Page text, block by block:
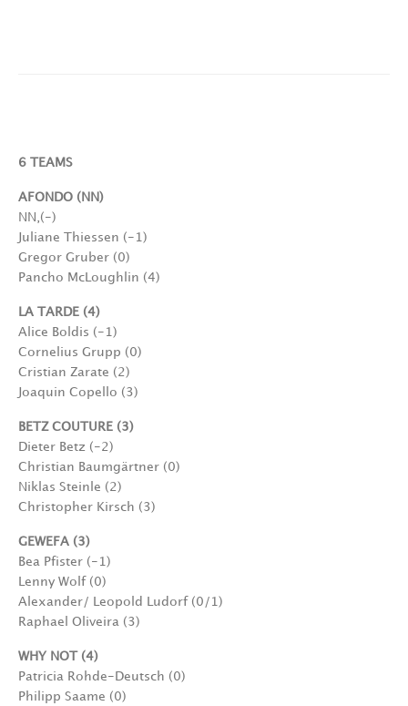
6 TEAMS
AFONDO (NN)
NN,(-)
Juliane Thiessen (-1)
Gregor Gruber (0)
Pancho McLoughlin (4)
LA TARDE (4)
Alice Boldis (-1)
Cornelius Grupp (0)
Cristian Zarate (2)
Joaquin Copello (3)
BETZ COUTURE (3)
Dieter Betz (-2)
Christian Baumgärtner (0)
Niklas Steinle (2)
Christopher Kirsch (3)
GEWEFA (3)
Bea Pfister (-1)
Lenny Wolf (0)
Alexander/ Leopold Ludorf (0/1)
Raphael Oliveira (3)
WHY NOT (4)
Patricia Rohde-Deutsch (0)
Philipp Saame (0)